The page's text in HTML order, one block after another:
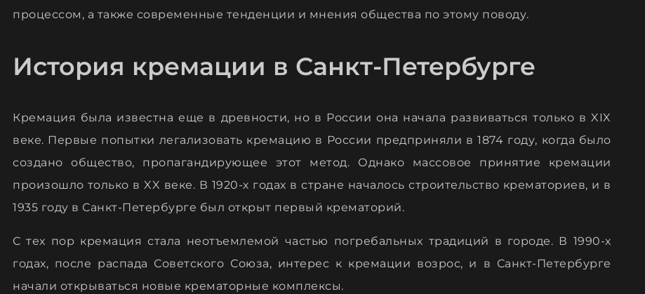
процессом, а также современные тенденции и мнения общества по этому поводу.
История кремации в Санкт-Петербурге
Кремация была известна еще в древности, но в России она начала развиваться только в XIX
веке. Первые попытки легализовать кремацию в России предприняли в 1874 году, когда было
создано общество, пропагандирующее этот метод. Однако массовое принятие кремации
произошло только в XX веке. В 1920-х годах в стране началось строительство крематориев, и в
1935 году в Санкт-Петербурге был открыт первый крематорий.
С тех пор кремация стала неотъемлемой частью погребальных традиций в городе. В 1990-х
годах, после распада Советского Союза, интерес к кремации возрос, и в Санкт-Петербурге
начали открываться новые крематорные комплексы.